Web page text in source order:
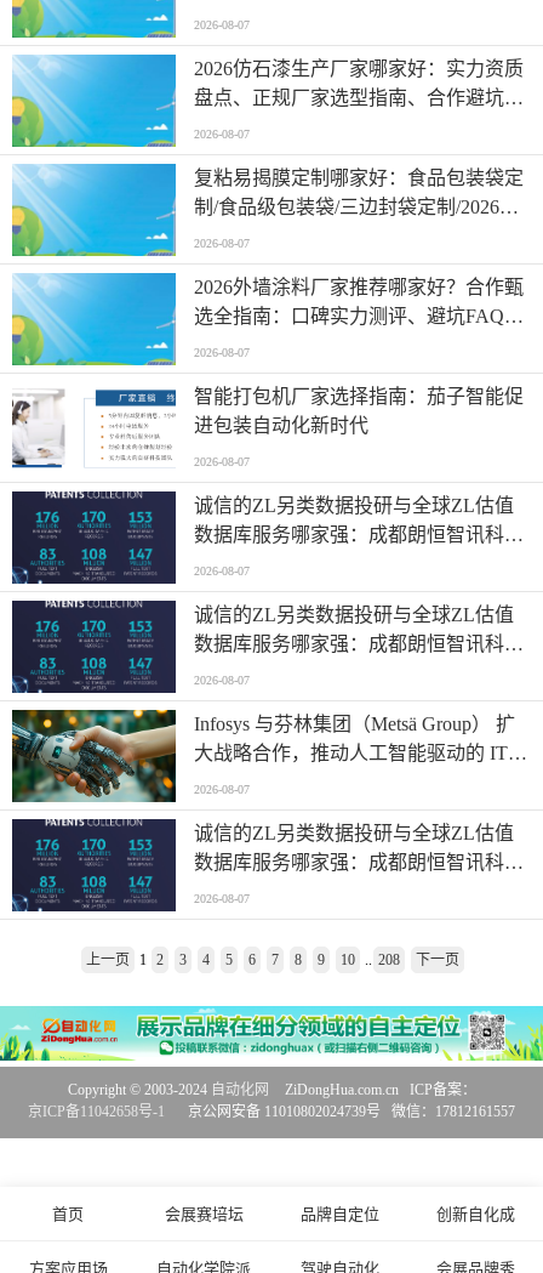
2026-08-07
2026仿石漆生产厂家哪家好：实力资质
盘点、正规厂家选型指南、合作避坑
FAQ及靠谱服务商推荐
2026-08-07
复粘易揭膜定制哪家好：食品包装袋定
制/食品级包装袋/三边封袋定制/2026年
杭州地区食品级包装袋厂商综合评测
2026-08-07
2026外墙涂料厂家推荐哪家好？合作甄
选全指南：口碑实力测评、避坑FAQ及
适配场景深度解析
2026-08-07
智能打包机厂家选择指南：茄子智能促
进包装自动化新时代
2026-08-07
诚信的ZL另类数据投研与全球ZL估值
数据库服务哪家强：成都朗恒智讯科技
联系/2026年成都地区专业机构综合解析
2026-08-07
诚信的ZL另类数据投研与全球ZL估值
数据库服务哪家强：成都朗恒智讯科技
联系/2026年成都地区专业机构综合解析
2026-08-07
Infosys 与芬林集团（Metsä Group） 扩
大战略合作，推动人工智能驱动的 IT
转型
2026-08-07
诚信的ZL另类数据投研与全球ZL估值
数据库服务哪家强：成都朗恒智讯科技
联系/2026年成都地区专业机构综合解析
2026-08-07
上一页 1 2 3 4 5 6 7 8 9 10 208 下一页
首页 会展赛培坛 品牌自定位 创新自化成
方案应用场 自动化学院派 驾驶自动化 会展品牌秀
Copyright © 2003-2024 自动化网
ZiDongHua.com.cn ICP备案：
京ICP备11042658号-1
京公网安备 11010802024739号 微信：17812161557